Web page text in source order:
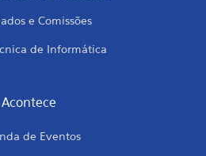
e Comissões
de Informática
Acontece
de Eventos